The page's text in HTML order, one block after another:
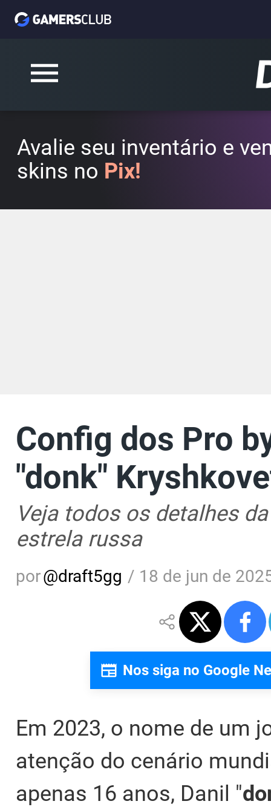
Avalie seu inventário e
skins no Pix!
Config dos Pro
"donk"
Veja todos os detalhes
estrela russa
por@draft5gg / 18 de jun de
Nos siga no Google
Em 2023, o nome de um
atenção do cenário
apenas 16 anos, Danil "